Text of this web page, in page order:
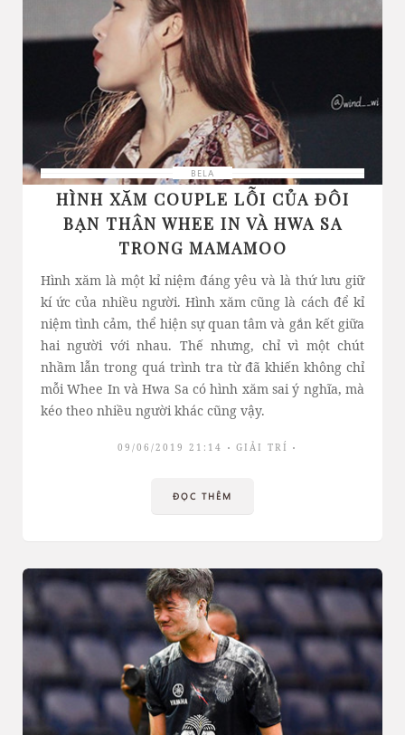
BELA
HÌNH XĂM COUPLE LỖI CỦA ĐÔI
BẠN THÂN WHEE IN VÀ HWA SA
TRONG MAMAMOO
Hình xăm là một kỉ niệm đáng yêu và là thứ lưu giữ
kí ức của nhiều người. Hình xăm cũng là cách để kỉ
niệm tình cảm, thể hiện sự quan tâm và gắn kết giữa
hai người với nhau. Thế nhưng, chỉ vì một chút
nhầm lẫn trong quá trình tra từ đã khiến không chỉ
mỗi Whee In và Hwa Sa có hình xăm sai ý nghĩa, mà
kéo theo nhiều người khác cũng vậy.
09/06/2019 21:14 GIẢI TRÍ
ĐỌC THÊM